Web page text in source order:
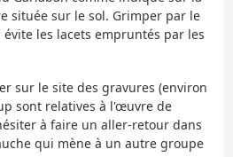
située sur le sol. Grimper par le
les lacets empruntés par les
sur le site des gravures (environ
sont relatives à l'œuvre de
à faire un aller-retour dans
qui mène à un autre groupe